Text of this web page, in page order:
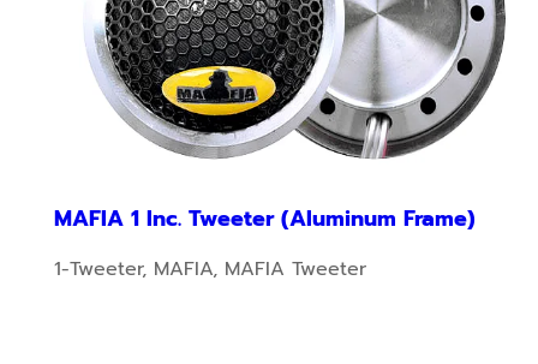
MAFIA 1 Inc. Tweeter (Aluminum Frame)
1-Tweeter, MAFIA, MAFIA Tweeter